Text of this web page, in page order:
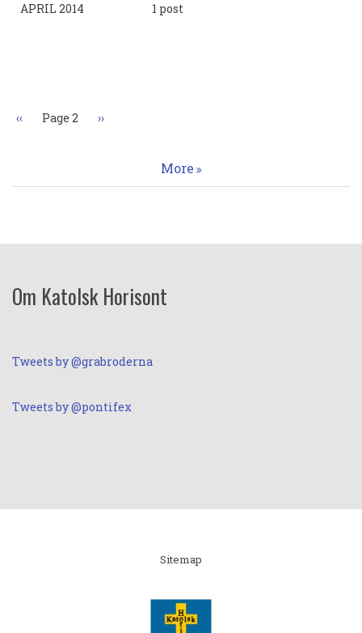
APRIL 2014 1 post
Föregående
‹‹ Page 2 Nästa
››
More
Om Katolsk Horisont
Tweets by @grabroderna
Tweets by @pontifex
Sitemap